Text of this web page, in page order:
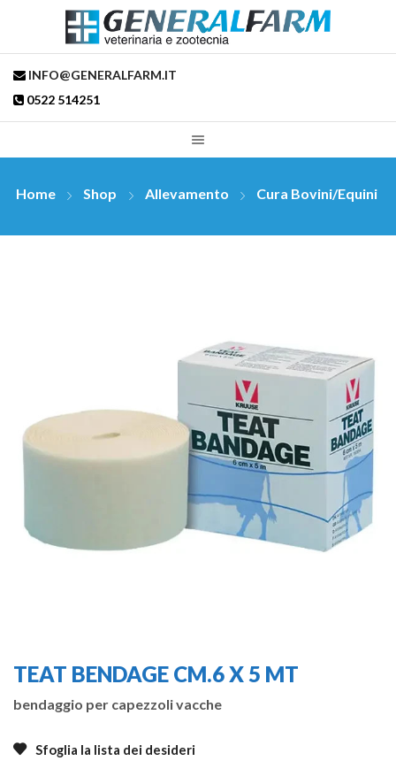
INFO@GENERALFARM.IT
0522 514251
Home Shop Allevamento Cura Bovini/Equini
TEAT BENDAGE CM.6 X 5 MT
bendaggio per capezzoli vacche
Sfoglia la lista dei desideri